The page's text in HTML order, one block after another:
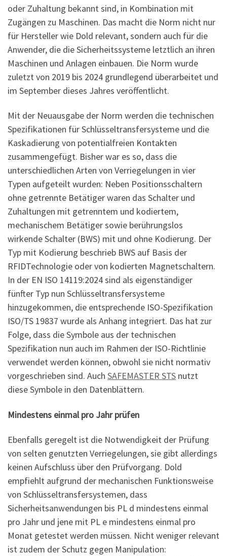
oder Zuhaltung bekannt sind, in Kombination mit
Zugängen zu Maschinen. Das macht die Norm nicht nur
für Hersteller wie Dold relevant, sondern auch für die
Anwender, die die Sicherheitssysteme letztlich an ihren
Maschinen und Anlagen einbauen. Die Norm wurde
zuletzt von 2019 bis 2024 grundlegend überarbeitet und
im September dieses Jahres veröffentlicht.
Mit der Neuausgabe der Norm werden die technischen
Spezifikationen für Schlüsseltransfersysteme und die
Kaskadierung von potentialfreien Kontakten
zusammengefügt. Bisher war es so, dass die
unterschiedlichen Arten von Verriegelungen in vier
Typen aufgeteilt wurden: Neben Positionsschaltern
ohne getrennte Betätiger waren das Schalter und
Zuhaltungen mit getrenntem und kodiertem,
mechanischem Betätiger sowie berührungslos
wirkende Schalter (BWS) mit und ohne Kodierung. Der
Typ mit Kodierung beschrieb BWS auf Basis der
RFIDTechnologie oder von kodierten Magnetschaltern.
In der EN ISO 14119:2024 sind als eigenständiger
fünfter Typ nun Schlüsseltransfersysteme
hinzugekommen, die entsprechende ISO-Spezifikation
ISO/TS 19837 wurde als Anhang integriert. Das hat zur
Folge, dass die Symbole aus der technischen
Spezifikation nun auch im Rahmen der ISO-Richtlinie
verwendet werden können, obwohl sie nicht normativ
vorgeschrieben sind. Auch SAFEMASTER STS nutzt
diese Symbole in den Datenblättern.
Mindestens einmal pro Jahr prüfen
Ebenfalls geregelt ist die Notwendigkeit der Prüfung
von selten genutzten Verriegelungen, sie gibt allerdings
keinen Aufschluss über den Prüfvorgang. Dold
empfiehlt aufgrund der mechanischen Funktionsweise
von Schlüsseltransfersystemen, dass
Sicherheitsanwendungen bis PL d mindestens einmal
pro Jahr und jene mit PL e mindestens einmal pro
Monat getestet werden müssen. Nicht weniger relevant
ist zudem der Schutz gegen Manipulation: